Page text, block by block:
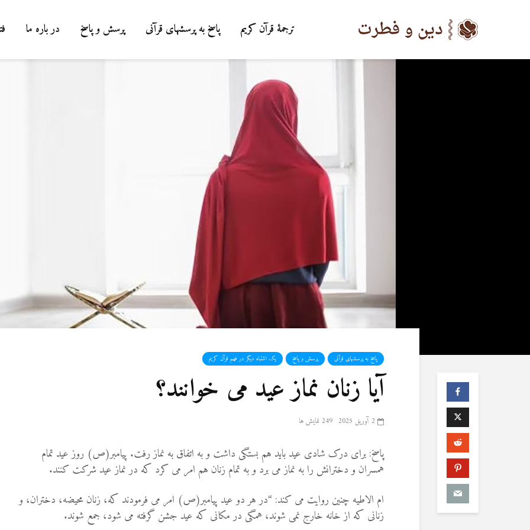
ترجمۀ قرآن کریم پاسخ به پرسشهای قرآنی پرسش و پاسخ در باره ما
پاسخ به پرسشهای قرآنی پرسش و پاسخ یک اشتباه دیگر در فهم قرآن کریم
آیا زنان نماز عید می خوانند؟
2 آوریل 2025 249 نمایش ها
پاسخ: برای درک شادی عید باید هم بستگی داشت و به اتفاق به نماز رفت. پیامبر(ص) روز عید تمام
همسران و دخترانش را به نماز می برد و به تمام زنان هم امر می کرد که در نماز عید شرکت کنند.
ام الاطیه چنین روایت می کند: “در هر دو عید پیامبر(ص) امر می فرمودند که، زنان محیضه، دختران، و
زنانی که از خانه خارج نمی شوند، همگی در مکانی که عید جشن گرفته می شود، جمع شوند.
آیا اگر مسلمانی
غیرمسلمان را
قصاص درباره
می‌شود؟